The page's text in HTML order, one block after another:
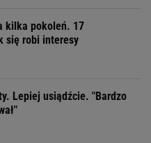
kilka pokoleń. 17
się robi interesy
Lepiej usiądźcie. "Bardzo